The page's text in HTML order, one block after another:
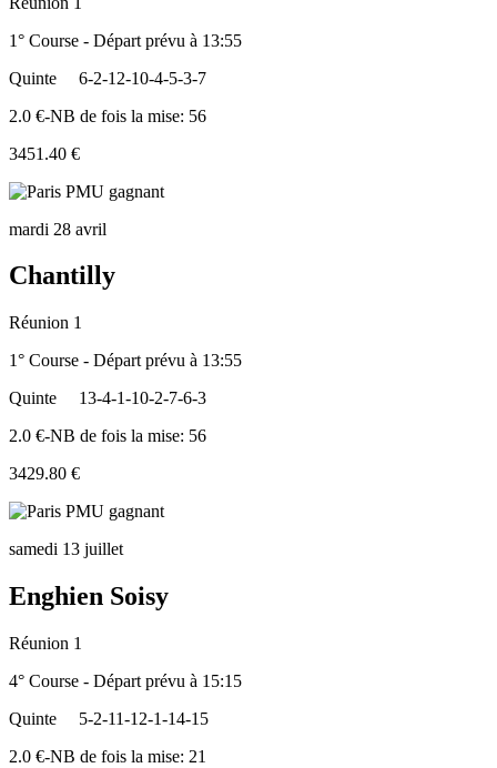
1° Course - Départ prévu à 13:55
Quinte
6-2-12-10-4-5-3-7
2.0 €-NB de fois la mise: 56
3451.40 €
mardi 28 avril
Chantilly
Réunion 1
1° Course - Départ prévu à 13:55
Quinte
13-4-1-10-2-7-6-3
2.0 €-NB de fois la mise: 56
3429.80 €
samedi 13 juillet
Enghien Soisy
Réunion 1
4° Course - Départ prévu à 15:15
Quinte
5-2-11-12-1-14-15
2.0 €-NB de fois la mise: 21